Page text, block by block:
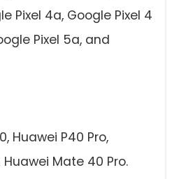
Pixel 4a, Google Pixel 4
Pixel 5a, and
Huawei P40 Pro,
Mate 40 Pro.